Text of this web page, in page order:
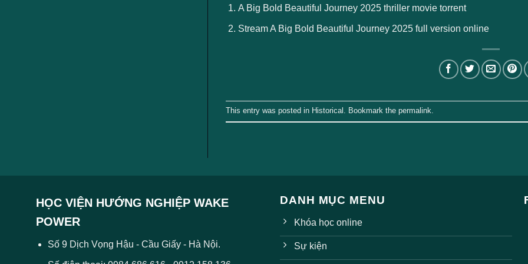
A Big Bold Beautiful Journey 2025 thriller movie torrent
Stream A Big Bold Beautiful Journey 2025 full version online
This entry was posted in Historical . Bookmark the permalink.
HỌC VIỆN HƯỚNG NGHIỆP WAKE
POWER
Số 9 Dịch Vọng Hậu - Cầu Giấy - Hà Nội.
DANH MỤC MENU
Khóa học online
Sự kiện